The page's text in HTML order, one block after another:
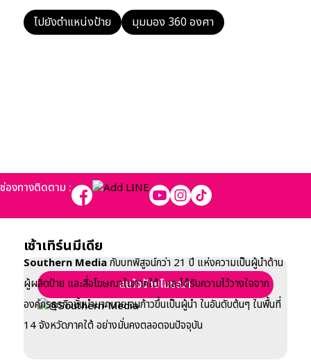
ไปยังตำแหน่งป้าย มุมมอง 360 องศา
สนใจป้ายโฆษณา
@Southern-Media
ช่องทางติดตาม :
เซ้าเทิร์นมีเดีย
Southern Mediaกับบทพิสูจน์กว่า 21 ปี แห่งความเป็นผู้นำด้าน
ผู้ผลิตป้าย และสื่อโฆษณาในภาคใต้ และได้รับความไว้วางใจจาก
องค์กรธุรกิจชั้นนำมากมาย จนก้าวขึ้นเป็นผู้นำ ในอันดับต้นๆ ในพื้นที่
14 จังหวัดภาคใต้ อย่างมั่นคงตลอดจนปัจจุบัน